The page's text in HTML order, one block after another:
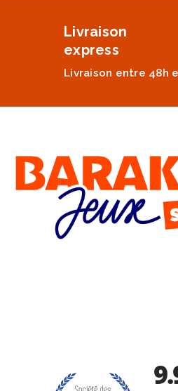
Livraison
express
Livraison entre 48h